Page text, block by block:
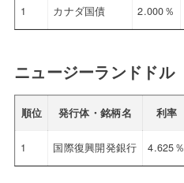
1 カナダ国債 2.000％
ニュージーランドドル
順位 発行体・銘柄名 利率
1 国際復興開発銀行 4.625％